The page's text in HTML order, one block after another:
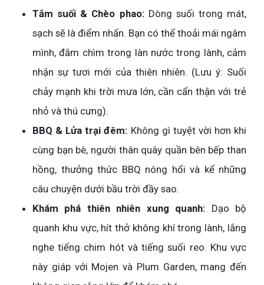
Tắm suối & Chèo phao:Dòng suối trong mát,
sạch sẽ là điểm nhấn. Bạn có thể thoải mái ngâm
mình, đắm chìm trong làn nước trong lành, cảm
nhận sự tươi mới của thiên nhiên. (Lưu ý: Suối
chảy mạnh khi trời mưa lớn, cần cẩn thận với trẻ
nhỏ và thú cưng).
BBQ & Lửa trại đêm: Không gì tuyệt vời hơn khi
cùng bạn bè, người thân quây quần bên bếp than
hồng, thưởng thức BBQ nóng hổi và kể những
câu chuyện dưới bầu trời đầy sao.
Khám phá thiên nhiên xung quanh: Dạo bộ
quanh khu vực, hít thở không khí trong lành, lắng
nghe tiếng chim hót và tiếng suối reo. Khu vực
này giáp với Mojen và Plum Garden, mang đến